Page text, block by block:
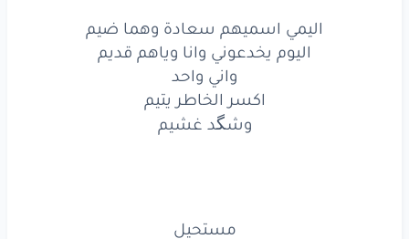
اليوم
وانا وياهم
وانيواحد
اكسرالخاطريتيم
وشكد غشيم
مرة
اليمي اسميهم سعادة وهما ضيم
اليوم يخدعوني وانا وياهم قديم
واني واحد
اكسر الخاطر يتيم
وشگد غشيم
مستحيل